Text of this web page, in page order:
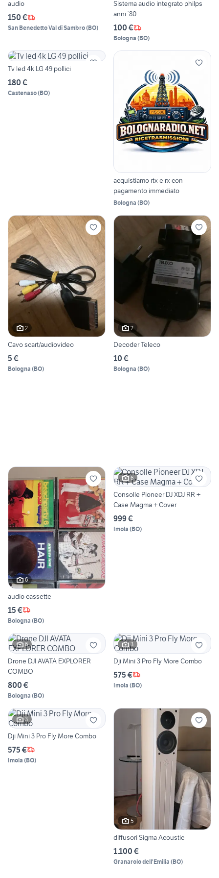
audio
150 €
San Benedetto Val di Sambro(BO)
Sistema audio integrato philps
anni ‘80
100 €
Bologna (BO)
Tv led 4k LG 49 pollici
180 €
Castenaso(BO)
acquistiamo rtx e rx con
pagamento immediato
Bologna (BO)
2
Cavo scart/audiovideo
5 €
Bologna (BO)
2
Decoder Teleco
10 €
Bologna (BO)
6
audio cassette
15 €
Bologna (BO)
6
Consolle Pioneer DJ XDJ RR +
Case Magma + Cover
999 €
Imola (BO)
6
Drone DJI AVATA EXPLORER
COMBO
800 €
Bologna (BO)
3
Dji Mini 3 Pro Fly More Combo
575 €
Imola (BO)
3
Dji Mini 3 Pro Fly More Combo
575 €
Imola (BO)
5
diffusori Sigma Acoustic
1.100 €
Granarolo dell'Emilia (BO)